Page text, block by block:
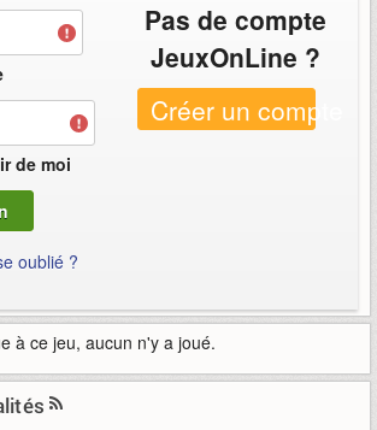
de moi
oublié ?
Pas de compte
JeuxOnLine ?
Créer un compte
à ce jeu, aucun n'y a joué.